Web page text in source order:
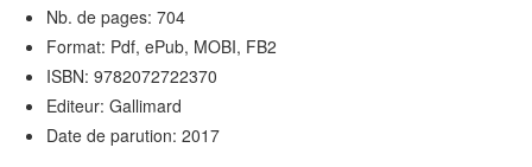
Nb. de pages: 704
Format: Pdf, ePub, MOBI, FB2
ISBN: 9782072722370
Editeur: Gallimard
Date de parution: 2017